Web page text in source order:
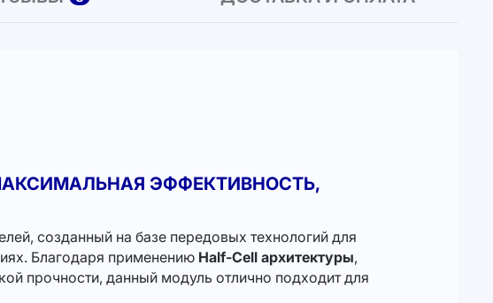
ЭФФЕКТИВНОСТЬ,
созданный на базе передовых технологий для
Благодаря применению Half-Cell архитектуры,
прочности, данный модуль отлично подходит для